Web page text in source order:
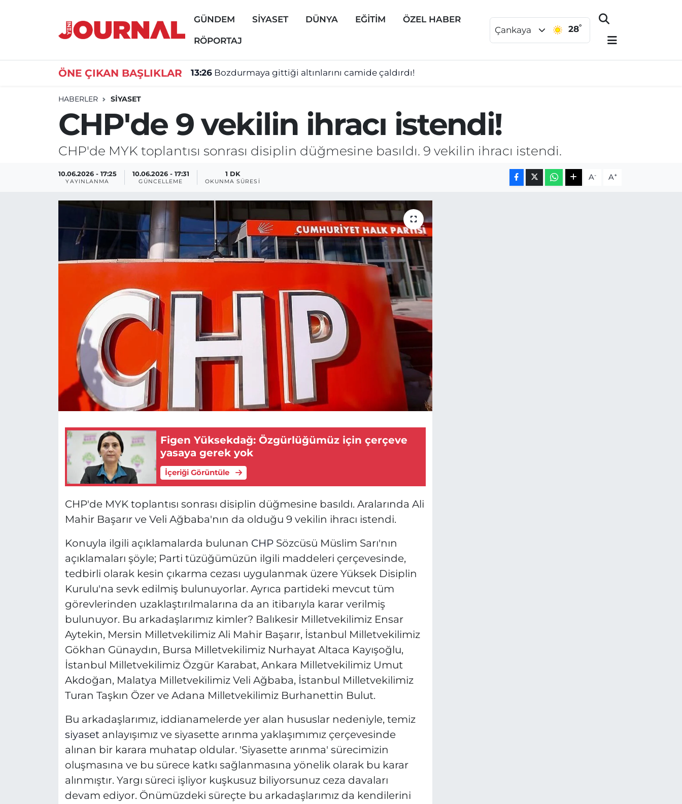
GÜNDEM SİYASET DÜNYA EĞİTİM ÖZEL HABER
RÖPORTAJ
Çankaya 28°
ÖNE ÇIKAN BAŞLIKLAR 13:26 Bozdurmaya gittiği altınlarını camide çaldırdı!
HABERLER SİYASET
CHP'de 9 vekilin ihracı istendi!
CHP'de MYK toplantısı sonrası disiplin düğmesine basıldı. 9 vekilin ihracı istendi.
10.06.2026 - 17:25
YAYINLANMA
10.06.2026 - 17:31
GÜNCELLEME
1 DK
OKUNMA SÜRESI A- A+
Figen Yüksekdağ: Özgürlüğümüz için çerçeve
yasaya gerek yok
İçeriği Görüntüle
CHP'de MYK toplantısı sonrası disiplin düğmesine basıldı. Aralarında Ali
Mahir Başarır ve Veli Ağbaba'nın da olduğu 9 vekilin ihracı istendi.
Konuyla ilgili açıklamalarda bulunan CHPSözcüsü Müslim Sarı'nın
açıklamaları şöyle; Parti tüzüğümüzün ilgili maddeleri çerçevesinde,
tedbirli olarak kesin çıkarma cezası uygulanmak üzere Yüksek Disiplin
Kurulu'na sevk edilmiş bulunuyorlar. Ayrıca partideki mevcut tüm
görevlerinden uzaklaştırılmalarına da an itibarıyla karar verilmiş
bulunuyor. Bu arkadaşlarımız kimler? Balıkesir Milletvekilimiz Ensar
Aytekin, Mersin Milletvekilimiz Ali Mahir Başarır, İstanbul Milletvekilimiz
Gökhan Günaydın, Bursa Milletvekilimiz Nurhayat Altaca Kayışoğlu,
İstanbul Milletvekilimiz Özgür Karabat, Ankara Milletvekilimiz Umut
Akdoğan, Malatya Milletvekilimiz Veli Ağbaba, İstanbul Milletvekilimiz
Turan Taşkın Özer ve Adana Milletvekilimiz Burhanettin Bulut.
Bu arkadaşlarımız, iddianamelerde yer alan hususlar nedeniyle, temiz
siyasetanlayışımız ve siyasette arınma yaklaşımımız çerçevesinde
alınan bir karara muhatap oldular. 'Siyasette arınma' sürecimizin
oluşmasına ve bu sürece katkı sağlanmasına yönelik olarak bu karar
alınmıştır. Yargı süreci işliyor kuşkusuz biliyorsunuz ceza davaları
devam ediyor. Önümüzdeki süreçte bu arkadaşlarımız da kendilerini
GÜNDEM
DÜNYA
Nöbetçi Eczaneler
Süper Lig Puan Durumu ve Fikstür